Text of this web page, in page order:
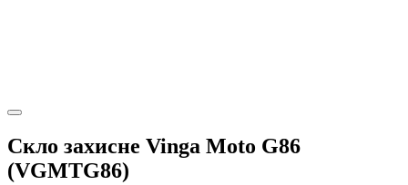
Скло захисне Vinga Moto G86
(VGMTG86)